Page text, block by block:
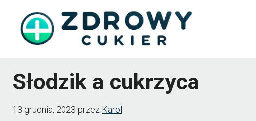
Słodzik a cukrzyca
13 grudnia, 2023 przez Karol